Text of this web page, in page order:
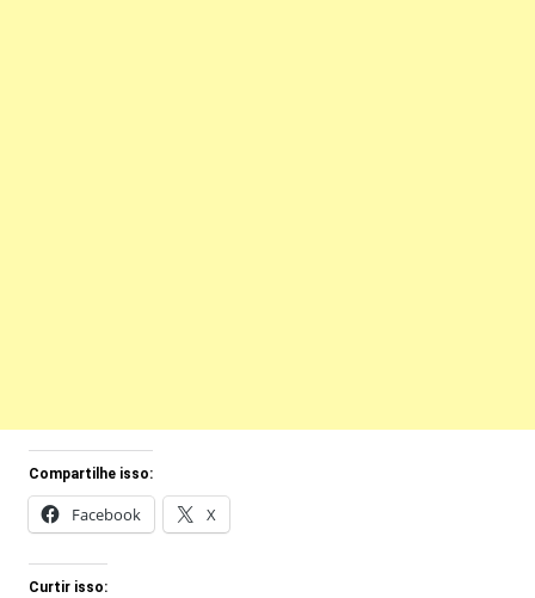
Compartilhe isso:
Facebook X
Curtir isso: